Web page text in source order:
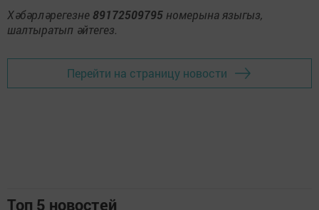
Хәбәрләрегезне 89172509795 номерына языгыз,
шалтыратып әйтегез.
Перейти на страницу новости
Топ 5 новостей